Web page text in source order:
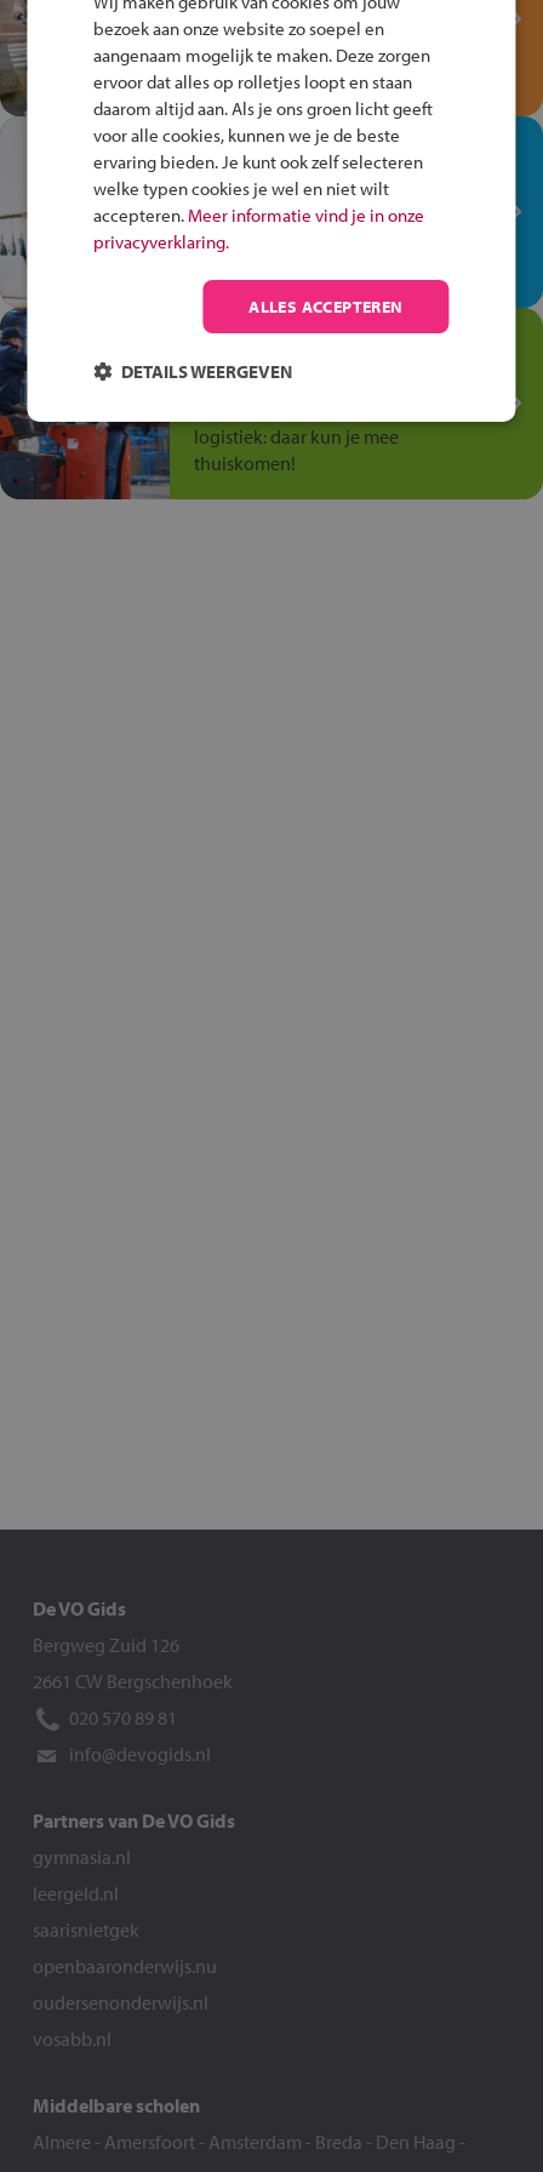
Verkeersspel!
Speel het Fiets Veilig Verkeersspel
en win een Cortina-fiets!
In de winkel ben je op je
plek!
Ontdek via het vmbo jouw talent
op de winkelvloer, waar elke dag
Jouw talent in de
Transport en Logistiek
logistiek: daar kun je mee
thuiskomen!
De VO Gids
Bergweg Zuid 126
2661 CW Bergschenhoek
020 570 89 81
info@devogids.nl
Partners van De VO Gids
gymnasia.nl
leergeld.nl
saarisnietgek
openbaaronderwijs.nu
oudersenonderwijs.nl
vosabb.nl
Middelbare scholen
Almere - Amersfoort- Amsterdam - Breda - Den Haag -
bezoek aan onze website zo soepel en
aangenaam mogelijk te maken. Deze zorgen
ervoor dat alles op rolletjes loopt en staan
daarom altijd aan. Als je ons groen licht geeft
voor alle cookies, kunnen we je de beste
ervaring bieden. Je kunt ook zelf selecteren
welke typen cookies je wel en niet wilt
accepteren. Meer informatie vind je in onze
privacyverklaring.
ALLES ACCEPTEREN
DETAILS WEERGEVEN